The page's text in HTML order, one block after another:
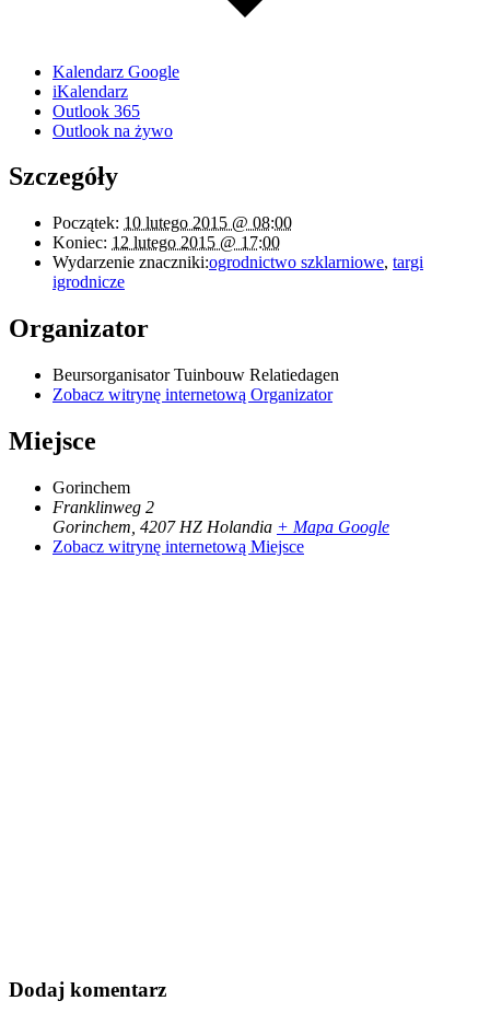
Kalendarz Google
iKalendarz
Outlook 365
Outlook na żywo
Szczegóły
Początek: 10 lutego 2015 @ 08:00
Koniec: 12 lutego 2015 @ 17:00
Wydarzenie znaczniki:ogrodnictwo szklarniowe, targi
igrodnicze
Organizator
Beursorganisator Tuinbouw Relatiedagen
Zobacz witrynę internetową Organizator
Miejsce
Gorinchem
Franklinweg 2
Gorinchem 4207 HZ Holandia + Mapa Google
Zobacz witrynę internetową Miejsce
Dodaj komentarz